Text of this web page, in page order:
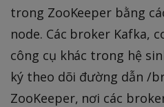
trong ZooKeeper bằng
node. Các broker Kafka,
công cụ khác trong hệ
ký theo dõi đường dẫn /
ZooKeeper, nơi các